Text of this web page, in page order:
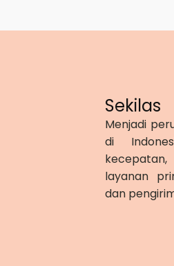
Sekilas
Menjadi
di
layanan
dan